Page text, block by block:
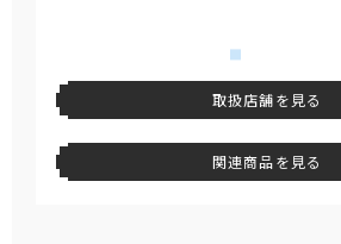
取扱店舗を見る
関連商品を見る